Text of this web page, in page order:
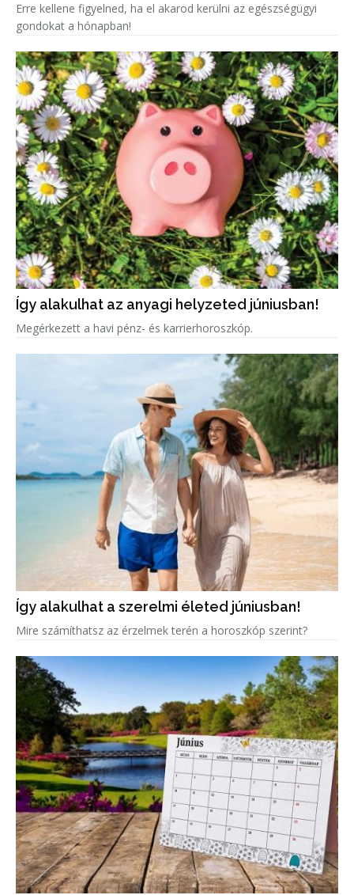
Erre kellene figyelned, ha el akarod kerülni az egészségügyi
gondokat a hónapban!
Így alakulhat az anyagi helyzeted júniusban!
Megérkezett a havi pénz- és karrierhoroszkóp.
Így alakulhat a szerelmi életed júniusban!
Mire számíthatsz az érzelmek terén a horoszkóp szerint?